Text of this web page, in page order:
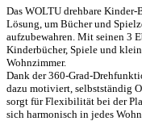
Das WOLTU drehbare
Lösung, um Bücher und
aufzubewahren. Mit seinen 3
Kinderbücher, Spiele und
Wohnzimmer.
Dank der 360-Grad-
dazu motiviert, selbstständig
sorgt für Flexibilität bei der
sich harmonisch in jedes